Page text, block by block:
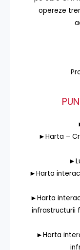
opereze
►Harta –
►Harta
►Harta
infrastructurii
►Harta